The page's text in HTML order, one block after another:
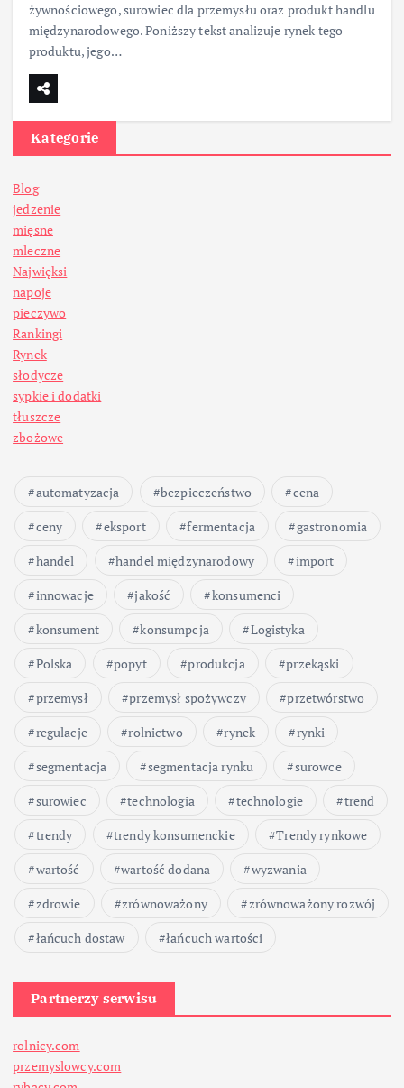
żywnościowego, surowiec dla przemysłu oraz produkt handlu
międzynarodowego. Poniższy tekst analizuje rynek tego
produktu, jego…
Kategorie
Blog
jedzenie
mięsne
mleczne
Najwięksi
napoje
pieczywo
Rankingi
Rynek
słodycze
sypkie i dodatki
tłuszcze
zbożowe
automatyzacja bezpieczeństwo
cena
ceny
eksport fermentacja
gastronomia
handel
handel międzynarodowy
import
innowacje
jakość
konsumenci
konsument
konsumpcja
Logistyka
Polska
popyt produkcja
przekąski
przemysł
przemysł spożywczy
przetwórstwo
regulacje
rolnictwo rynek
rynki
segmentacja
segmentacja rynku
surowce
surowiec
technologia technologie
trend
trendy
trendy konsumenckie
Trendy rynkowe
wartość
wartość dodana
wyzwania
zdrowie
zrównoważony
zrównoważony rozwój
łańcuch dostaw
łańcuch wartości
Partnerzy serwisu
rolnicy.com
przemyslowcy.com